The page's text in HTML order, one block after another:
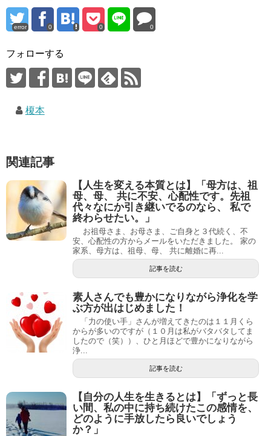
error 0 0 0
フォローする
榎本
関連記事
【人生を変える本質とは】「母方は、祖
母、母、 共に不安、心配性です。先祖
代々なにか引き継いでるのなら、 私で
終わらせたい。」
お祖母さま、お母さま、ご自身と３代続く、不
安、心配性の方からメールをいただきました。 家の
家系、母方は、祖母、母、 共に離婚に再...
記事を読む
素人さんでも豊かになりながら浄化を学
ぶ方が出はじめました！
「力の使い手」さんが増えてきたのは１１月くら
からが多いのですが（１０月は私がバタバタしてま
したので（笑））、ひと月ほどで豊かになりながら
浄...
記事を読む
【自分の人生を生きるとは】「ずっと長
い間、私の中に持ち続けたこの感情を、
どのように手放したら良いでしょう
か？」